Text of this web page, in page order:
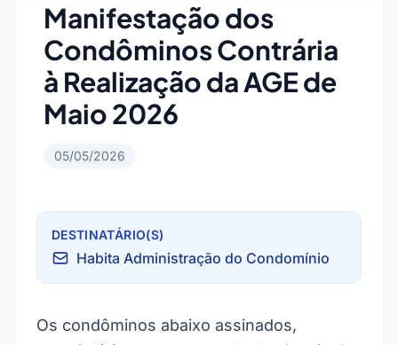
Manifestação dos
Condôminos Contrária
à Realização da AGE de
Maio 2026
05/05/2026
DESTINATÁRIO(S)
Habita Administração do Condomínio
Os condôminos abaixo assinados,